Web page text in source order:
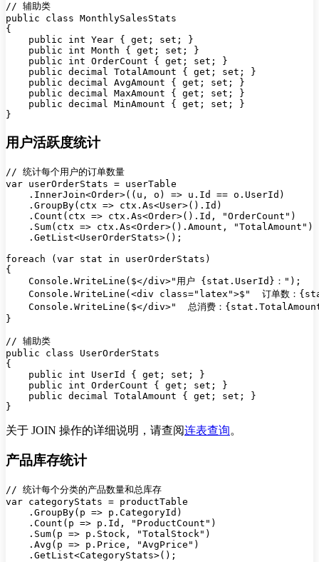
// 辅助类
public class MonthlySalesStats
{
    public int Year { get; set; }
    public int Month { get; set; }
    public int OrderCount { get; set; }
    public decimal TotalAmount { get; set; }
    public decimal AvgAmount { get; set; }
    public decimal MaxAmount { get; set; }
    public decimal MinAmount { get; set; }
用户活跃度统计
// 统计每个用户的订单数量
var userOrderStats = userTable
    .InnerJoin<Order>((u, o) => u.Id == o.UserId)
    .GroupBy(ctx => ctx.As<User>().Id)
    .Count(ctx => ctx.As<Order>().Id, "OrderCount")
    .Sum(ctx => ctx.As<Order>().Amount, "TotalAmount")
    .GetList<UserOrderStats>();
foreach (var stat in userOrderStats)
{
    Console.WriteLine($</div>"用户 {stat.UserId}：");
Console.WriteLine(<div class="latex">$"  订单数：
Console.WriteLine($</div>"  总消费：
}
// 辅助类
public class UserOrderStats
{
    public int UserId { get; set; }
    public int OrderCount { get; set; }
    public decimal TotalAmount { get; set; }
关于 JOIN 操作的详细说明，请查阅连表查询。
产品库存统计
// 统计每个分类的产品数量和总库存
var categoryStats = productTable
    .GroupBy(p => p.CategoryId)
    .Count(p => p.Id, "ProductCount")
    .Sum(p => p.Stock, "TotalStock")
    .Avg(p => p.Price, "AvgPrice")
    .GetList<CategoryStats>();